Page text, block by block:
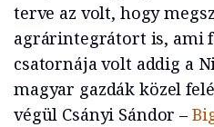
terve az volt, hogy
agrárintegrátort is, ami
csatornája volt addig a
magyar gazdák közel
végül Csányi Sándor –